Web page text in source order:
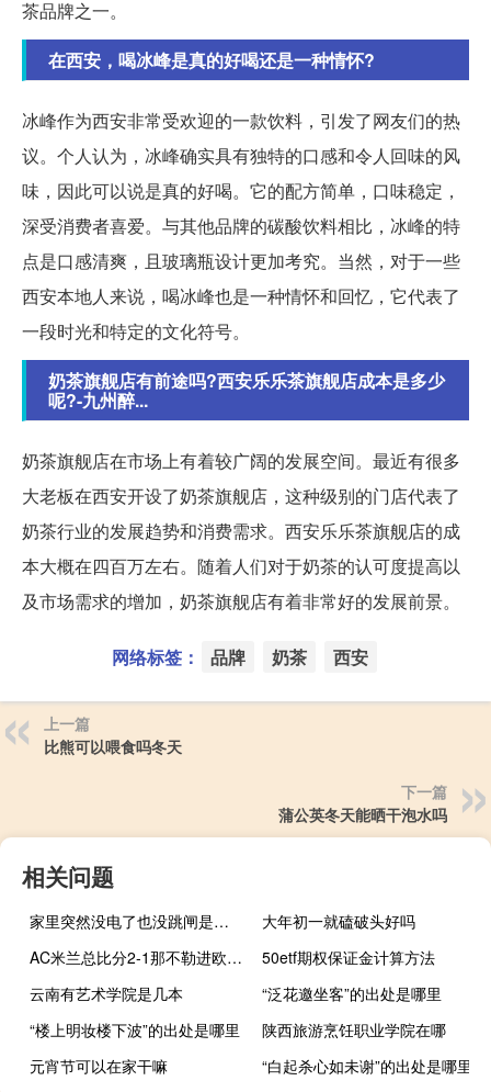
茶品牌之一。
在西安，喝冰峰是真的好喝还是一种情怀?
冰峰作为西安非常受欢迎的一款饮料，引发了网友们的热
议。个人认为，冰峰确实具有独特的口感和令人回味的风
味，因此可以说是真的好喝。它的配方简单，口味稳定，
深受消费者喜爱。与其他品牌的碳酸饮料相比，冰峰的特
点是口感清爽，且玻璃瓶设计更加考究。当然，对于一些
西安本地人来说，喝冰峰也是一种情怀和回忆，它代表了
一段时光和特定的文化符号。
奶茶旗舰店有前途吗?西安乐乐茶旗舰店成本是多少
呢?-九州醉...
奶茶旗舰店在市场上有着较广阔的发展空间。最近有很多
大老板在西安开设了奶茶旗舰店，这种级别的门店代表了
奶茶行业的发展趋势和消费需求。西安乐乐茶旗舰店的成
本大概在四百万左右。随着人们对于奶茶的认可度提高以
及市场需求的增加，奶茶旗舰店有着非常好的发展前景。
网络标签： 品牌 奶茶 西安
上一篇
比熊可以喂食吗冬天
下一篇
蒲公英冬天能晒干泡水吗
相关问题
家里突然没电了也没跳闸是怎么回事
大年初一就磕破头好吗
AC米兰总比分2-1那不勒进欧冠4强 吉鲁很幸运失点后能将功补过现在我们可以一起梦想了
50etf期权保证金计算方法
云南有艺术学院是几本
“泛花邀坐客”的出处是哪里
“楼上明妆楼下波”的出处是哪里
陕西旅游烹饪职业学院在哪
元宵节可以在家干嘛
“白起杀心如未谢”的出处是哪里